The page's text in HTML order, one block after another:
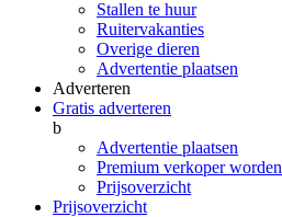
Stallen te huur
Ruitervakanties
Overige dieren
Advertentie plaatsen
Adverteren
Gratis adverteren
b
Advertentie plaatsen
Premium verkoper worden
Prijsoverzicht
Prijsoverzicht